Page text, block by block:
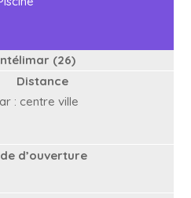
(26)
Distance
: centre ville
d’ouverture